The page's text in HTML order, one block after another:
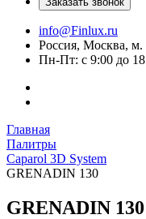
info@Finlux.ru
Россия, Москва,
Пн-Пт: с 9:00 до
Главная
Палитры
Caparol 3D System
GRENADIN 130
GRENADIN 130